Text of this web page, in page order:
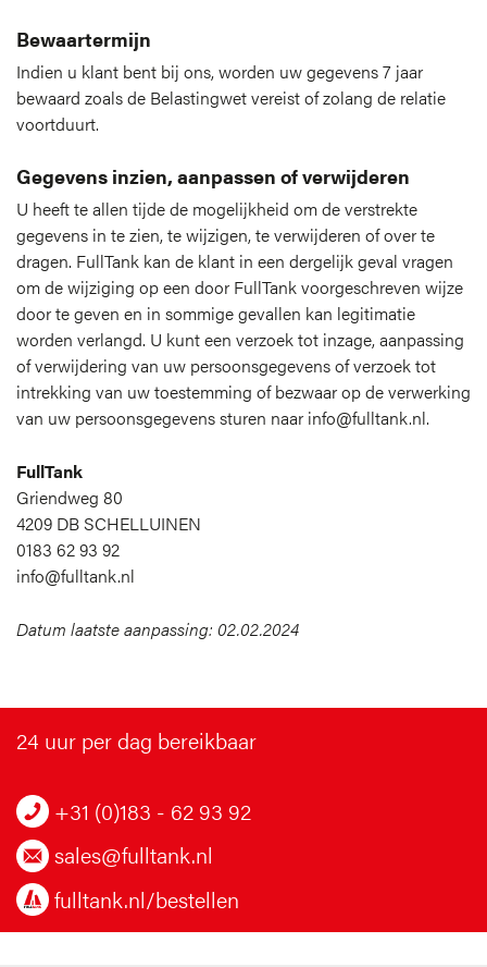
Bewaartermijn
Indien u klant bent bij ons, worden uw gegevens 7 jaar
bewaard zoals de Belastingwet vereist of zolang de relatie
voortduurt.
Gegevens inzien, aanpassen of verwijderen
U heeft te allen tijde de mogelijkheid om de verstrekte
gegevens in te zien, te wijzigen, te verwijderen of over te
dragen. FullTank kan de klant in een dergelijk geval vragen
om de wijziging op een door FullTank voorgeschreven wijze
door te geven en in sommige gevallen kan legitimatie
worden verlangd. U kunt een verzoek tot inzage, aanpassing
of verwijdering van uw persoonsgegevens of verzoek tot
intrekking van uw toestemming of bezwaar op de verwerking
van uw persoonsgegevens sturen naar info@fulltank.nl.
FullTank
Griendweg 80
4209 DB SCHELLUINEN
0183 62 93 92
info@fulltank.nl
Datum laatste aanpassing: 02.02.2024
24 uur per dag bereikbaar
+31 (0)183 - 62 93 92
sales@fulltank.nl
fulltank.nl/bestellen